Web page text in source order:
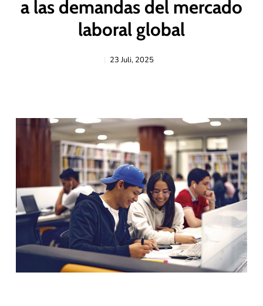
a las demandas del mercado
laboral global
23 Juli, 2025